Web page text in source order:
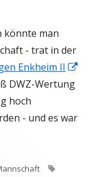
könnte man
- trat in der
Enkheim II
DWZ-Wertung
hoch
- und es war